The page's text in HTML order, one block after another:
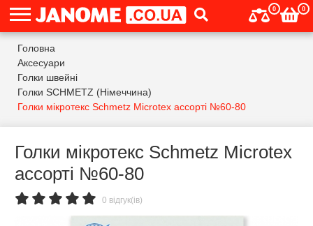
0 0
Головна
Аксесуари
Голки швейні
Голки SCHMETZ (Німеччина)
Голки мікротекс Schmetz Microtex ассорті №60-80
Голки мікротекс Schmetz Microtex
ассорті №60-80
0 відгук(ів)